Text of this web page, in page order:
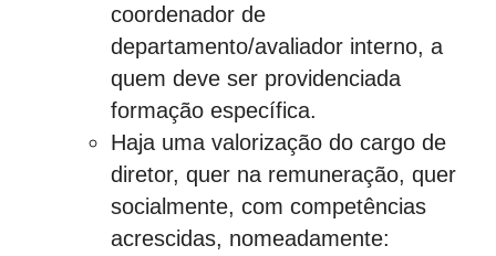
coordenador de
departamento/avaliador interno, a
quem deve ser providenciada
formação específica.
Haja uma valorização do cargo de
diretor, quer na remuneração, quer
socialmente, com competências
acrescidas, nomeadamente: